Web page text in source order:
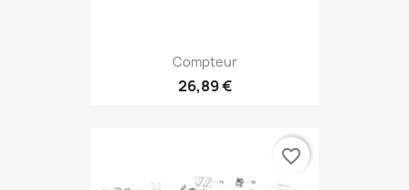
Compteur
26,89 €
favorite_border